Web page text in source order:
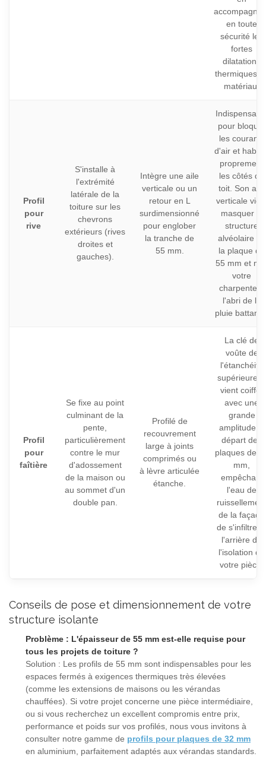
en toute
sécurité les
fortes
dilatations
thermiques
matériau.
Profil
pour
rive
S'installe à
l'extrémité
latérale de la
toiture sur les
chevrons
extérieurs (rives
droites et
gauches).
Intègre une aile
verticale ou un
retour en L
surdimensionné
pour englober
la tranche de
55 mm.
pour bloquer
les courants
d'air et
proprement
les côtés du
toit. Son aile
verticale
masquer la
structure
alvéolaire de
la plaque de
55 mm et
votre
charpente à
l'abri de la
pluie
Profil
pour
faîtière
Se fixe au point
culminant de la
pente,
particulièrement
contre le mur
d'adossement
de la maison ou
au sommet d'un
double pan.
Profilé de
recouvrement
large à joints
comprimés ou
à lèvre articulée
étanche.
La clé de
voûte de
l'étanchéité
supérieure. Il
vient coiffer
avec une
grande
amplitude le
départ des
plaques de
mm,
empêchant
l'eau de
ruissellement
de la façade
de s'infiltrer
l'arrière de
l'isolation de
votre pièce.
Conseils de pose et dimensionnement de votre
structure isolante
Problème : L'épaisseur de 55 mm est-elle requise pour
tous les projets de toiture ?
Solution : Les profils de 55 mm sont indispensables pour les
espaces fermés à exigences thermiques très élevées
(comme les extensions de maisons ou les vérandas
chauffées). Si votre projet concerne une pièce intermédiaire,
ou si vous recherchez un excellent compromis entre prix,
performance et poids sur vos profilés, nous vous invitons à
consulter notre gamme de profils pour plaques de 32 mm
en aluminium, parfaitement adaptés aux vérandas standards.